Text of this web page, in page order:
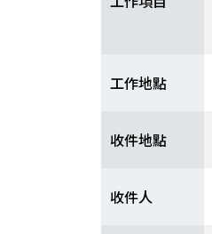
工作地點
收件地點
收件人